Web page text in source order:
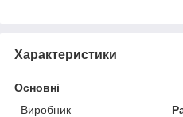
Характеристики
Основні
Виробник